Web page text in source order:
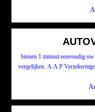
binnen 1 minuut eenvoudig
vergelijken. A.A.P